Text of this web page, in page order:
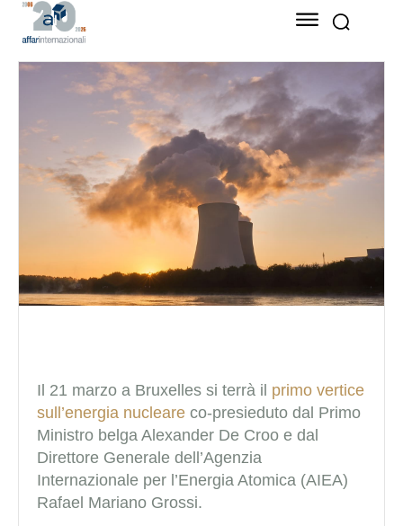
Il 21 marzo a Bruxelles si terrà il primo vertice
sull’energia nucleare co-presieduto dal Primo
Ministro belga Alexander De Croo e dal
Direttore Generale dell’Agenzia
Internazionale per l’Energia Atomica (AIEA)
Rafael Mariano Grossi.